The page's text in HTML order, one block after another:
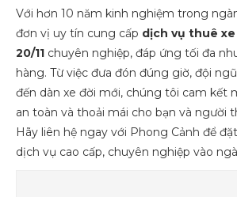
Với hơn 10 năm kinh nghiệm trong
đơn vị uy tín cung cấp dịch vụ thuê
20/11 chuyên nghiệp, đáp ứng tối đa
hàng. Từ việc đưa đón đúng giờ, đội
đến dàn xe đời mới, chúng tôi cam kết
an toàn và thoải mái cho bạn và người
Hãy liên hệ ngay với Phong Cảnh để
dịch vụ cao cấp, chuyên nghiệp vào